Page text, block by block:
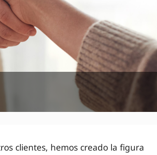
clientes, hemos creado la figura